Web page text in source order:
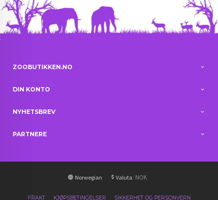
ZOOBUTIKKEN.NO
DIN KONTO
NYHETSBREV
PARTNERE
Norwegian Valuta: NOK
FRAKT KJØPSBETINGELSER SIKKERHET OG PERSONVERN